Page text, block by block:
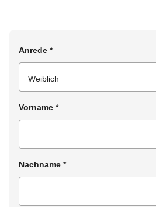
Anrede *
Vorname *
Nachname *